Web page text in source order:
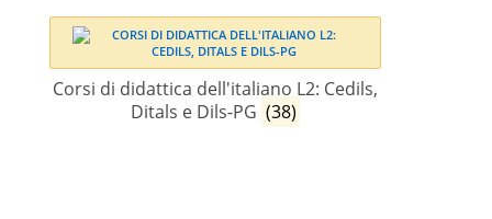
Corsi di didattica dell'italiano L2: Cedils,
Ditals e Dils-PG (38)